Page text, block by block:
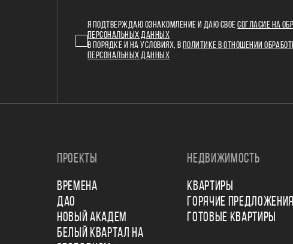
Я ПОДТВЕРЖДАЮ ОЗНАКОМЛЕНИЕ И ДАЮ СВОЕСОГЛАСИЕ НА
ПЕРСОНАЛЬНЫХ ДАННЫХ
В ПОРЯДКЕ И НА УСЛОВИЯХ, В
ПОЛИТИКЕ В ОТНОШЕНИИ
ПЕРСОНАЛЬНЫХ ДАННЫХ
ПРОЕКТЫ
ВРЕМЕНА
ДАО
НОВЫЙ АКАДЕМ
БЕЛЫЙ КВАРТАЛ НА
НЕДВИЖИМОСТЬ
КВАРТИРЫ
ГОРЯЧИЕ ПРЕДЛОЖЕНИЯ
ГОТОВЫЕ КВАРТИРЫ